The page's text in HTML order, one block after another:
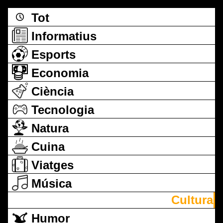
Tot
Informatius
Esports
Economia
Ciència
Tecnologia
Natura
Cuina
Viatges
Música
Cultura
Humor